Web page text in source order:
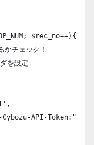
$rec_no++){
チェック！
を設定
API-Token:".